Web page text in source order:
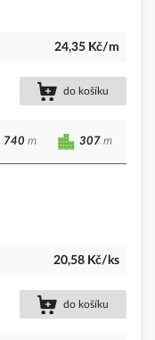
24,35 Kč/m
do košíku
307 m
740 m
20,58 Kč/ks
do košíku